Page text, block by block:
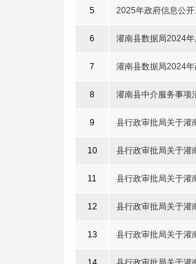
5 2025年政府信息公
6 灌南县数据局2024
7 灌南县数据局2024
8 灌南县中介服务事项
9 县行政审批局关于灌
10 县行政审批局关于灌
11 县行政审批局关于灌
12 县行政审批局关于灌
13 县行政审批局关于灌